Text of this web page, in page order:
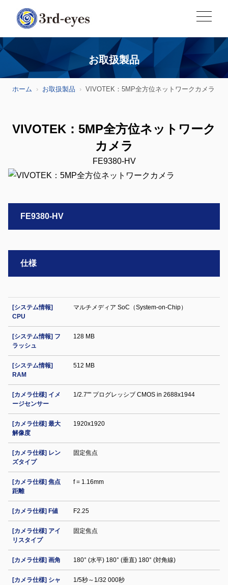
お取扱製品
ホーム お取扱製品 VIVOTEK：5MP全方位ネットワークカメラ
VIVOTEK：5MP全方位ネットワーク
カメラ
FE9380-HV
FE9380-HV
仕様
[システム情報]
CPU
マルチメディア SoC（System-on-Chip）
[システム情報] フ
ラッシュ
128 MB
[システム情報]
RAM
512 MB
[カメラ仕様] イメ
ージセンサー
1/2.7"" プログレッシブ CMOS in 2688x1944
[カメラ仕様] 最大
解像度
1920x1920
[カメラ仕様] レン
ズタイプ
固定焦点
[カメラ仕様] 焦点
距離
f = 1.16mm
[カメラ仕様] F値 F2.25
[カメラ仕様] アイ
リスタイプ
固定焦点
[カメラ仕様] 画角 180° (水平) 180° (垂直) 180° (対角線)
[カメラ仕様] シャ
1/5秒～1/32 000秒